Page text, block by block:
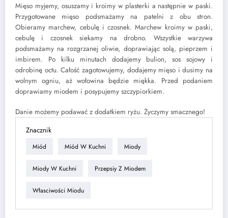
Mięso myjemy, osuszamy i kroimy w plasterki a następnie w paski.
Przygotowane mięso podsmażamy na patelni z obu stron.
Obieramy marchew, cebulę i czosnek. Marchew kroimy w paski,
cebulę i czosnek siekamy na drobno. Wszystkie warzywa
podsmażamy na rozgrzanej oliwie, doprawiając solą, pieprzem i
imbirem. Po kilku minutach dodajemy bulion, sos sojowy i
odrobinę octu. Całość zagotowujemy, dodajemy mięso i dusimy na
wolnym ogniu, aż wołowina będzie miękka. Przed podaniem
doprawiamy miodem i posypujemy szczypiorkiem.
Danie możemy podawać z dodatkiem ryżu. Życzymy smacznego!
Znacznik
Miód Miód W Kuchni Miody
Miody W Kuchni Przepsiy Z Miodem
Własciwości Miodu